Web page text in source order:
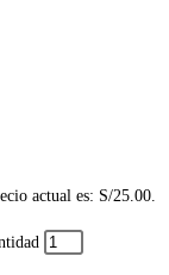
actual es: S/25.00.